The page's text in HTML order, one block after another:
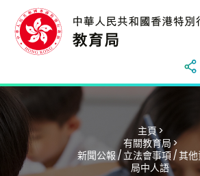
主頁 >
有關教育局 >
新聞公報 / 立法會事項 / 其他
局中人語